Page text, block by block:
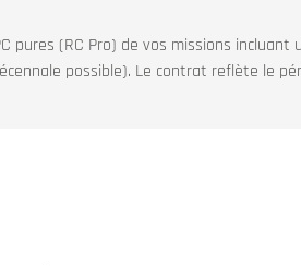
pures (RC Pro) de vos missions
possible). Le contrat reflète le